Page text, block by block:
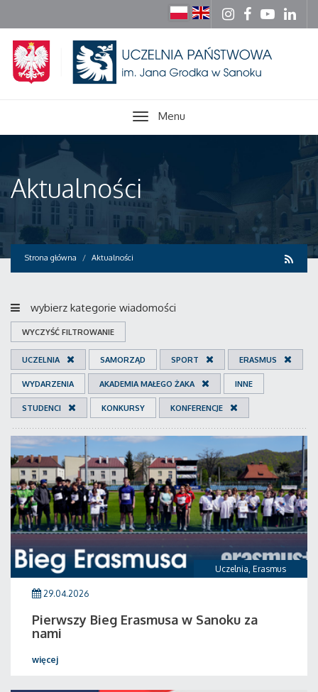
Menu
Aktualności
Strona główna Aktualności
wybierz kategorie wiadomości
WYCZYŚĆ FILTROWANIE
UCZELNIA SAMORZĄD SPORT ERASMUS
WYDARZENIA AKADEMIA MAŁEGO ŻAKA INNE
STUDENCI KONKURSY KONFERENCJE
Uczelnia, Erasmus
29.04.2026
Pierwszy Bieg Erasmusa w Sanoku za
nami
więcej